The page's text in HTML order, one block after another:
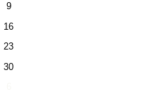
9
16
23
30